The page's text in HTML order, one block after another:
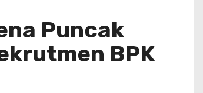
Puncak
BPK